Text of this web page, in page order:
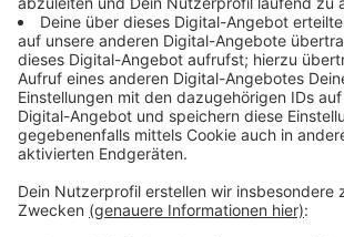
Das sagte uns ein Sprecher der
Nachfrage.Demnach wurden die beiden
Autobahn separat ausgeschrieben. Im
kommenden Jahres soll das Ergebnis
Konzessionäre werden die Tank- und
selber bauen. Ob es nur eine
oder mit Restaurant oder Schnellimbiss,